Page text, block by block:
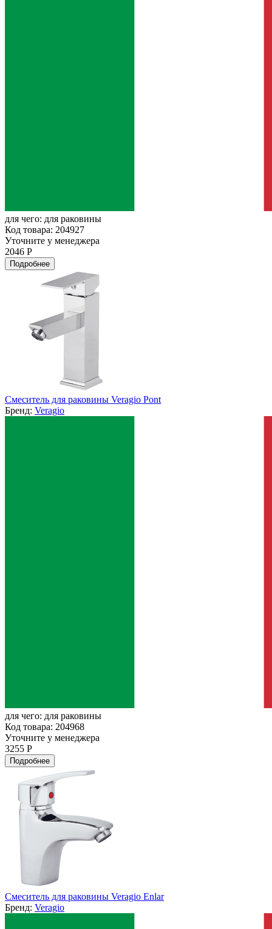
для чего: для раковины
Код товара: 204927
Уточните у менеджера
2046 Р
Подробнее
Смеситель для раковины Veragio Pont
Бренд: Veragio
для чего: для раковины
Код товара: 204968
Уточните у менеджера
3255 Р
Подробнее
Смеситель для раковины Veragio Enlar
Бренд: Veragio